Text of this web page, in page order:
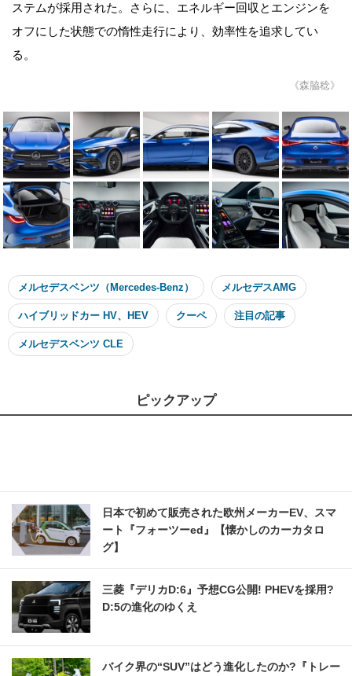
ステムが採用された。さらに、エネルギー回収とエンジンを
オフにした状態での惰性走行により、効率性を追求してい
る。
《森脇稔》
メルセデスベンツ（Mercedes-Benz） メルセデスAMG
ハイブリッドカー HV、HEV クーペ 注目の記事
メルセデスベンツ CLE
ピックアップ
日本で初めて販売された欧州メーカーEV、スマ
ート『フォーツーed』【懐かしのカーカタロ
グ】
三菱『デリカD:6』予想CG公開! PHEVを採用?
D:5の進化のゆくえ
バイク界の“SUV”はどう進化したのか?『トレー